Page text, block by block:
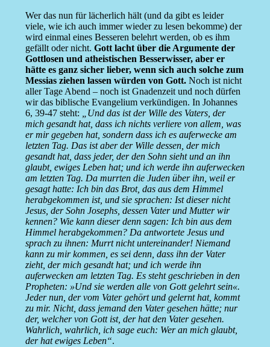
Wer das nun für lächerlich hält (und da gibt es leider
viele, wie ich auch immer wieder zu lesen bekomme) der
wird einmal eines Besseren belehrt werden, ob es ihm
gefällt oder nicht. Gott lacht über die Argumente der
Gottlosen und atheistischen Besserwisser, aber er
hätte es ganz sicher lieber, wenn sich auch solche zum
Messias ziehen lassen würden von Gott.Noch ist nicht
aller Tage Abend – noch ist Gnadenzeit und noch dürfen
wir das biblische Evangelium verkündigen. In Johannes
6, 39-47 steht:
„Und das ist der Wille des Vaters, der
mich gesandt hat, dass ich nichts verliere von allem, was
er mir gegeben hat, sondern dass ich es auferwecke am
letzten Tag. Das ist aber der Wille dessen, der mich
gesandt hat, dass jeder, der den Sohn sieht und an ihn
glaubt, ewiges Leben hat; und ich werde ihn auferwecken
am letzten Tag. Da murrten die Juden über ihn, weil er
gesagt hatte: Ich bin das Brot, das aus dem Himmel
herabgekommen ist, und sie sprachen: Ist dieser nicht
Jesus, der Sohn Josephs, dessen Vater und Mutter wir
kennen? Wie kann dieser denn sagen: Ich bin aus dem
Himmel herabgekommen? Da antwortete Jesus und
sprach zu ihnen: Murrt nicht untereinander! Niemand
kann zu mir kommen, es sei denn, dass ihn der Vater
zieht, der mich gesandt hat; und ich werde ihn
auferwecken am letzten Tag. Es steht geschrieben in den
Propheten: »Und sie werden alle von Gott gelehrt sein«.
Jeder nun, der vom Vater gehört und gelernt hat, kommt
zu mir. Nicht, dass jemand den Vater gesehen hätte; nur
der, welcher von Gott ist, der hat den Vater gesehen.
Wahrlich, wahrlich, ich sage euch: Wer an mich glaubt,
der hat ewiges Leben“.